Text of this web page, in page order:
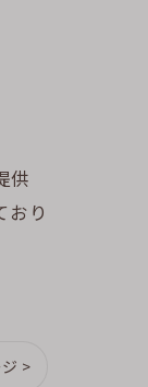
供
おり
>